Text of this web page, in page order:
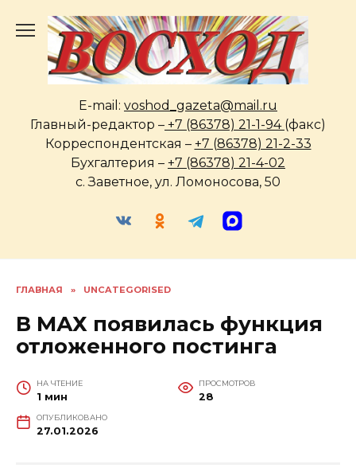
содержанию
E-mail: voshod_gazeta@mail.ru
Главный-редактор – +7 (86378) 21-1-94 (факс)
Корреспондентская – +7 (86378) 21-2-33
Бухгалтерия – +7 (86378) 21-4-02
с. Заветное, ул. Ломоносова, 50
ГЛАВНАЯ » UNCATEGORISED
В МАХ появилась функция
отложенного постинга
НА ЧТЕНИЕ
1 мин
ПРОСМОТРОВ
28
ОПУБЛИКОВАНО
27.01.2026